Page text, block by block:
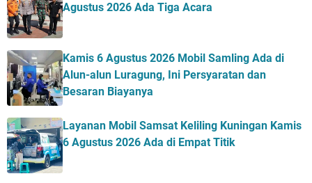
Agustus 2026 Ada Tiga Acara
Kamis 6 Agustus 2026 Mobil Samling Ada di
Alun-alun Luragung, Ini Persyaratan dan
Besaran Biayanya
Layanan Mobil Samsat Keliling Kuningan Kamis
6 Agustus 2026 Ada di Empat Titik